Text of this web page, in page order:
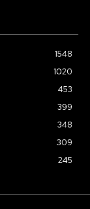
1548
1020
453
399
348
309
245